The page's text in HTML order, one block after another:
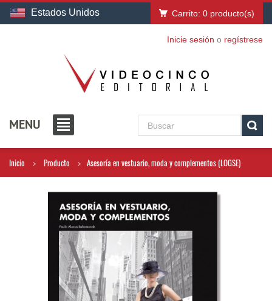
Estados Unidos Carrito: 0 producto(s)
Inicie sesión o regístrese
MENU
Inicio Producto Asesoría en vestuario, moda y complementos (LOGSE)